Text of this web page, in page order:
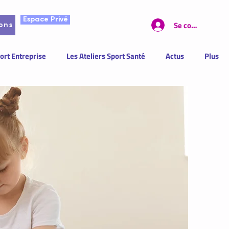
Espace Privé Se connecter
Entreprise Les Ateliers Sport Santé Actus Plus